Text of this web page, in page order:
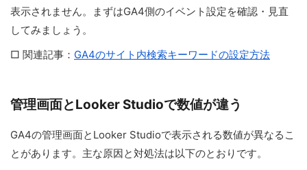
表示されません。まずはGA4側のイベント設定を確認・見直
してみましょう。
□ 関連記事： GA4のサイト内検索キーワードの設定方法
管理画面とLooker Studioで数値が違う
GA4の管理画面とLooker Studioで表示される数値が異なるこ
とがあります。主な原因と対処法は以下のとおりです。